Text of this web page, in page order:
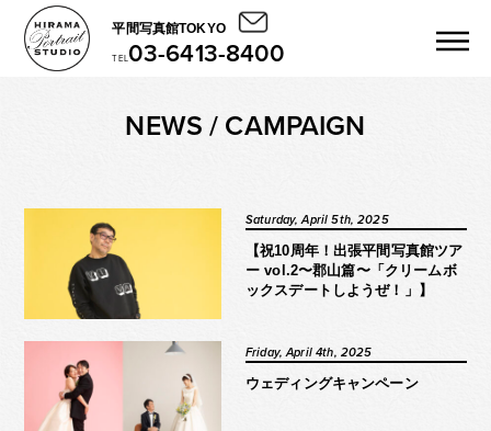
平間写真館TOKYO
TEL03-6413-8400
NEWS / CAMPAIGN
Saturday, April 5th, 2025
【祝10周年！出張平間写真館ツア
ー vol.2〜郡山篇〜「クリームボ
ックスデートしようぜ！」】
Friday, April 4th, 2025
ウェディングキャンペーン